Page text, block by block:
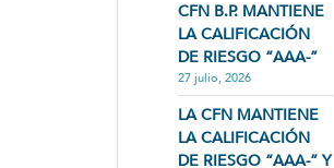
CFN B.P. MANTIENE
LA CALIFICACIÓN
DE RIESGO “AAA-”
27 julio, 2026
LA CFN MANTIENE
LA CALIFICACIÓN
DE RIESGO “AAA-” Y